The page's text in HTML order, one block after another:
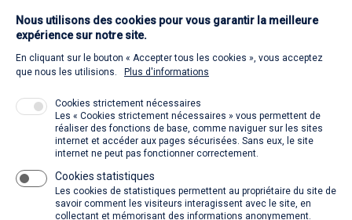
La SACD partout, quand vous voulez
Contact
Retour à l'accueil
Venir à la SACD
Nous utilisons des cookies pour vous garantir la meilleure
expérience sur notre site.
En cliquant sur le bouton « Accepter tous les cookies », vous acceptez
que nous les utilisions.
Plus d'informations
Cookies strictement nécessaires
Les « Cookies strictement nécessaires » vous permettent de
réaliser des fonctions de base, comme naviguer sur les sites
internet et accéder aux pages sécurisées. Sans eux, le site
internet ne peut pas fonctionner correctement.
Cookies statistiques
Les cookies de statistiques permettent au propriétaire du site de
savoir comment les visiteurs interagissent avec le site, en
collectant et mémorisant des informations anonymement.